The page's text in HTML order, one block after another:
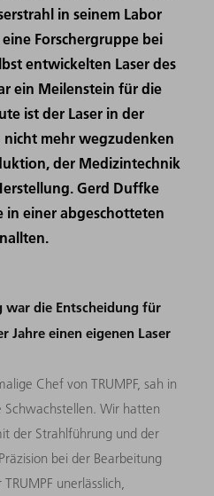
in seinem Labor
Forschergruppe bei
entwickelten Laser des
ein Meilenstein für die
ist der Laser in der
mehr wegzudenken
der Medizintechnik
Gerd Duffke
in einer abgeschotteten
die Entscheidung für
Jahre einen eigenen Laser
Chef von TRUMPF, sah in
Wir hatten
der Strahlführung und der
bei der Bearbeitung
unerlässlich,